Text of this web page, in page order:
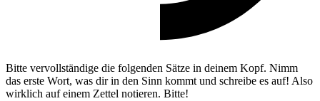
Bitte vervollständige die folgenden Sätze in deinem Kopf. Nimm
das erste Wort, was dir in den Sinn kommt und schreibe es auf! Also
wirklich auf einem Zettel notieren. Bitte!